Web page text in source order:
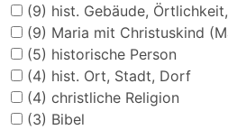
(9) hist. Gebäude,
(9) Maria mit Christuskind
(5) historische Person
(4) hist. Ort, Stadt, Dorf
(4) christliche Religion
(3) Bibel